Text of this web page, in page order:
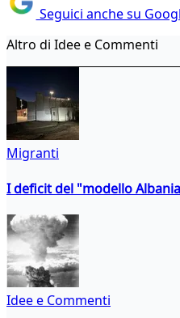
Seguici anche su
Altro di Idee e Commenti
Migranti
I deficit del "modello
Idee e Commenti